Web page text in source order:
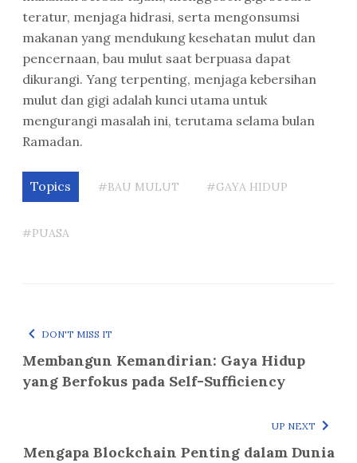
teratur, menjaga hidrasi, serta mengonsumsi
makanan yang mendukung kesehatan mulut dan
pencernaan, bau mulut saat berpuasa dapat
dikurangi. Yang terpenting, menjaga kebersihan
mulut dan gigi adalah kunci utama untuk
mengurangi masalah ini, terutama selama bulan
Ramadan.
Topics #BAU MULUT #GAYA HIDUP
#PUASA
DON'T MISS IT
Membangun Kemandirian: Gaya Hidup
yang Berfokus pada Self-Sufficiency
UP NEXT
Mengapa Blockchain Penting dalam Dunia